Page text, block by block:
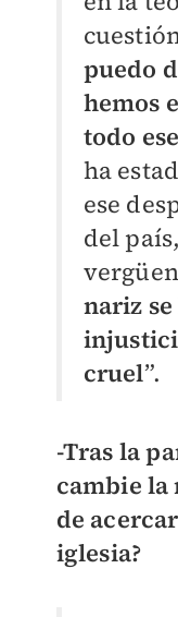
puedo
hemos
todo
ha
ese
del
nariz
cruel”.
-Tras la
cambie la
de
iglesia?